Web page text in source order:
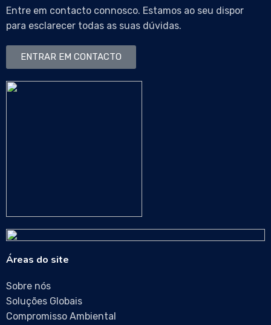
Entre em contacto connosco. Estamos ao seu dispor
para esclarecer todas as suas dúvidas.
ENTRAR EM CONTACTO
Áreas do site
Sobre nós
Soluções Globais
Compromisso Ambiental